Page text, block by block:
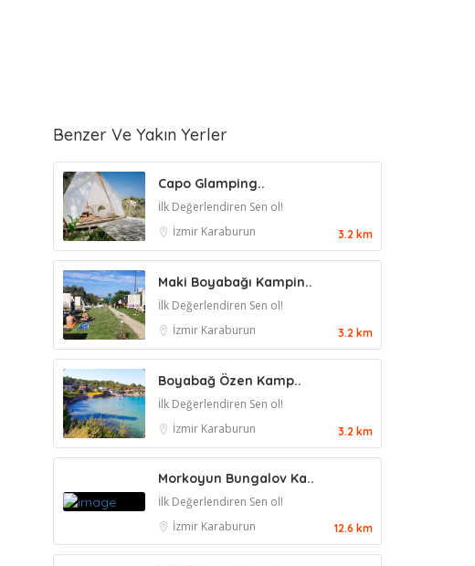
Benzer Ve Yakın Yerler
Capo Glamping..
İlk Değerlendiren Sen ol!
İzmir Karaburun 3.2 km
Maki Boyabağı Kampin..
İlk Değerlendiren Sen ol!
İzmir Karaburun 3.2 km
Boyabağ Özen Kamp..
İlk Değerlendiren Sen ol!
İzmir Karaburun 3.2 km
Morkoyun Bungalov Ka..
İlk Değerlendiren Sen ol!
İzmir Karaburun 12.6 km